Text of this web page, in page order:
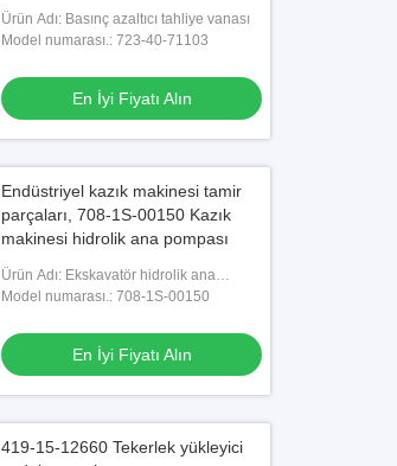
Ürün Adı: Basınç azaltıcı tahliye vanası
Model numarası.: 723-40-71103
En İyi Fiyatı Alın
Endüstriyel kazık makinesi tamir
parçaları, 708-1S-00150 Kazık
makinesi hidrolik ana pompası
Ürün Adı: Ekskavatör hidrolik ana
pompası
Model numarası.: 708-1S-00150
En İyi Fiyatı Alın
419-15-12660 Tekerlek yükleyici